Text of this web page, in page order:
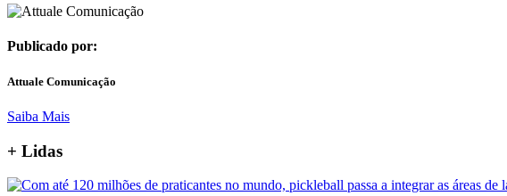
Publicado por:
Attuale Comunicação
Saiba Mais
+ Lidas